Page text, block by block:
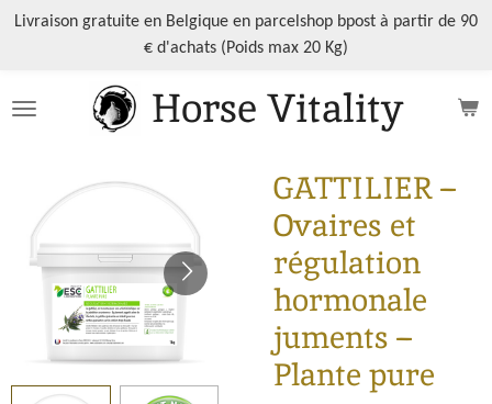
Passer
principal
Horse Vitality
Livraison gratuite en Belgique en parcelshop bpost à partir de 90
€ d'achats (Poids max 20 Kg)
GATTILIER –
Ovaires et
régulation
hormonale
juments –
Plante pure